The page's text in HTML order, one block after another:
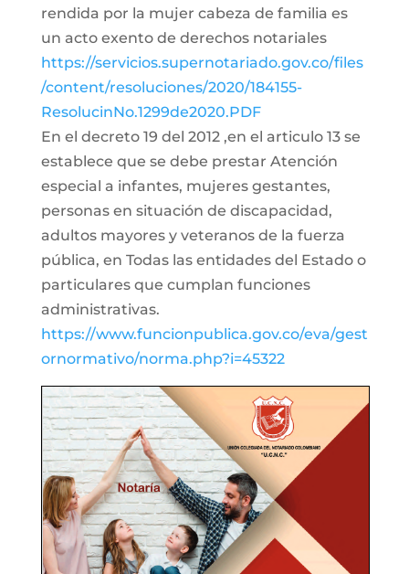
rendida por la mujer cabeza de familia es
un acto exento de derechos notariales
https://servicios.supernotariado.gov.co/files
/content/resoluciones/2020/184155-
ResolucinNo.1299de2020.PDF
En el decreto 19 del 2012 ,en el articulo 13 se
establece que se debe prestar Atención
especial a infantes, mujeres gestantes,
personas en situación de discapacidad,
adultos mayores y veteranos de la fuerza
pública, en Todas las entidades del Estado o
particulares que cumplan funciones
administrativas.
https://www.funcionpublica.gov.co/eva/gest
ornormativo/norma.php?i=45322